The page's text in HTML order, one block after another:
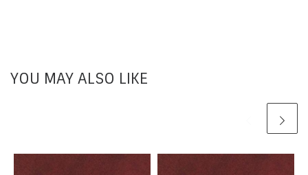
YOU MAY ALSO LIKE